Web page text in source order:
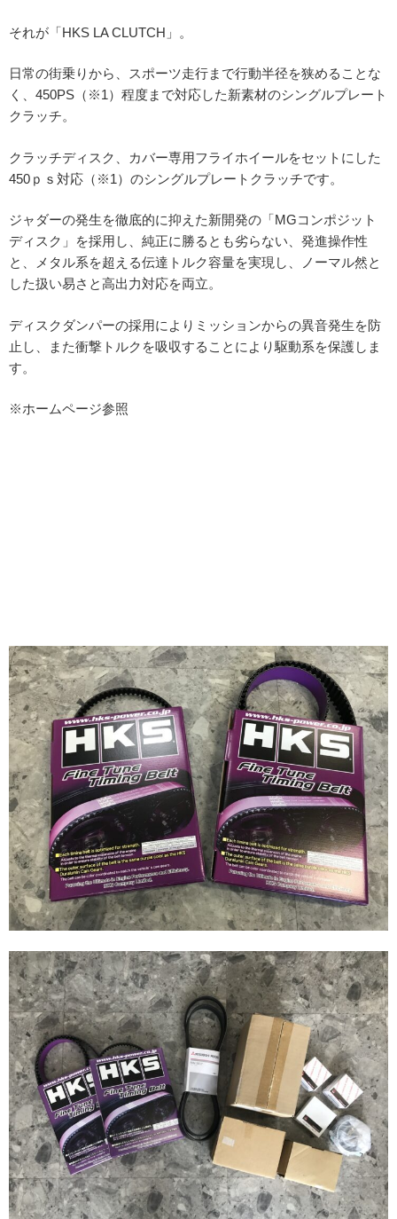
それが「HKS LA CLUTCH」。
日常の街乗りから、スポーツ走行まで行動半径を狭めることな
く、450PS（※1）程度まで対応した新素材のシングルプレート
クラッチ。
クラッチディスク、カバー専用フライホイールをセットにした
450ｐｓ対応（※1）のシングルプレートクラッチです。
ジャダーの発生を徹底的に抑えた新開発の「MGコンポジット
ディスク」を採用し、純正に勝るとも劣らない、発進操作性
と、メタル系を超える伝達トルク容量を実現し、ノーマル然と
した扱い易さと高出力対応を両立。
ディスクダンパーの採用によりミッションからの異音発生を防
止し、また衝撃トルクを吸収することにより駆動系を保護しま
す。
※ホームページ参照